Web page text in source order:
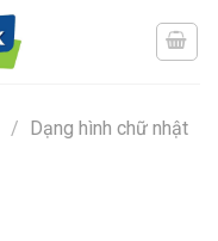
/ Dạng hình chữ nhật